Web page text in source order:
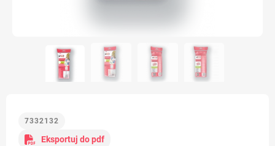
7332132
Eksportuj do pdf